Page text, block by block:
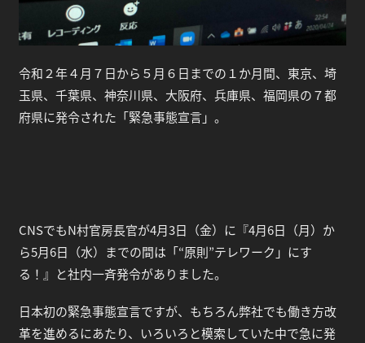
令和２年４月７日から５月６日までの１か月間、東京、埼
玉県、千葉県、神奈川県、大阪府、兵庫県、福岡県の７都
府県に発令された「緊急事態宣言」。
CNSでもN村官房長官が4月3日（金）に『4月6日（月）か
ら5月6日（水）までの間は「“原則”テレワーク」にす
る！』と社内一斉発令がありました。
日本初の緊急事態宣言ですが、もちろん弊社でも働き方改
革を進めるにあたり、いろいろと模索していた中で急に発